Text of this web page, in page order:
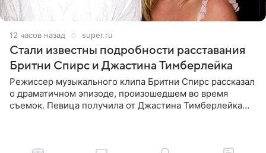
12 часов назад super.ru
Стали известны подробности расставания
Бритни Спирс и Джастина Тимберлейка
Режиссер музыкального клипа Бритни Спирс рассказал
о драматичном эпизоде, произошедшем во время
съемок. Певица получила от Джастина Тимберлейка